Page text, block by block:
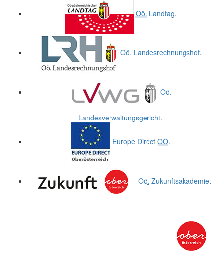
Oö. Landtag.
Oö. Landesrechnungshof.
Oö.
Landesverwaltungsgericht.
Europe Direct OÖ.
Oö. Zukunftsakademie.